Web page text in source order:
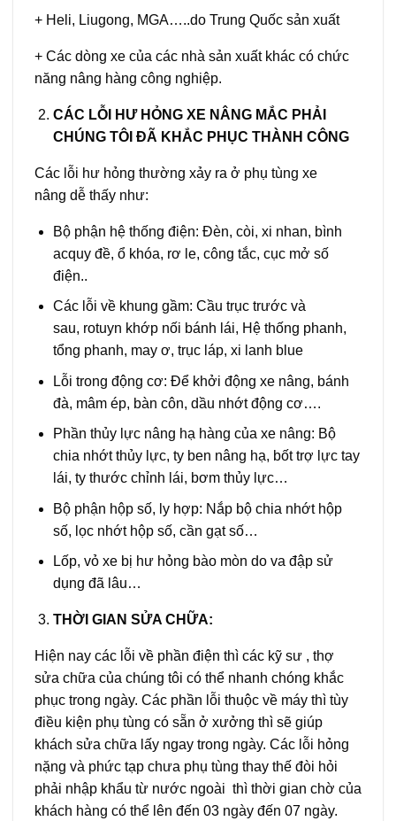
+ Heli, Liugong, MGA…..do Trung Quốc sản xuất
+ Các dòng xe của các nhà sản xuất khác có chức
năng nâng hàng công nghiệp.
CÁC LỖI HƯ HỎNG XE NÂNG MẮC PHẢI
CHÚNG TÔI ĐÃ KHẮC PHỤC THÀNH CÔNG
Các lỗi hư hỏng thường xảy ra ở phụ tùng xe
nâng dễ thấy như:
Bộ phận hệ thống điện: Đèn, còi, xi nhan, bình
acquy đề, ổ khóa, rơ le, công tắc, cục mở số
điện..
Các lỗi về khung gầm: Cầu trục trước và
sau, rotuyn khớp nối bánh lái, Hệ thống phanh,
tổng phanh, may ơ, trục láp, xi lanh blue
Lỗi trong động cơ: Để khởi động xe nâng, bánh
đà, mâm ép, bàn côn, dầu nhớt động cơ….
Phần thủy lực nâng hạ hàng của xe nâng: Bộ
chia nhớt thủy lực, ty ben nâng hạ, bốt trợ lực tay
lái, ty thước chỉnh lái, bơm thủy lực…
Bộ phận hộp số, ly hợp: Nắp bộ chia nhớt hộp
số, lọc nhớt hộp số, cần gạt số…
Lốp, vỏ xe bị hư hỏng bào mòn do va đập sử
dụng đã lâu…
THỜI GIAN SỬA CHỮA:
Hiện nay các lỗi về phần điện thì các kỹ sư , thợ
sửa chữa của chúng tôi có thể nhanh chóng khắc
phục trong ngày. Các phần lỗi thuộc về máy thì tùy
điều kiện phụ tùng có sẵn ở xưởng thì sẽ giúp
khách sửa chữa lấy ngay trong ngày. Các lỗi hỏng
nặng và phức tạp chưa phụ tùng thay thế đòi hỏi
phải nhập khẩu từ nước ngoài thì thời gian chờ của
khách hàng có thể lên đến 03 ngày đến 07 ngày.